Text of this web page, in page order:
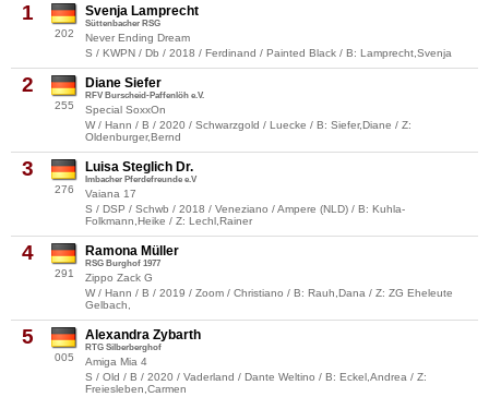
1
202
Svenja Lamprecht
Süttenbacher RSG
Never Ending Dream
S / KWPN / Db / 2018 / Ferdinand / Painted Black / B: Lamprecht,Svenja
2
255
Diane Siefer
RFV Burscheid-Paffenlöh e.V.
Special SoxxOn
W / Hann / B / 2020 / Schwarzgold / Luecke / B: Siefer,Diane / Z:
Oldenburger,Bernd
3
276
Luisa Steglich Dr.
Imbacher Pferdefreunde e.V
Vaiana 17
S / DSP / Schwb / 2018 / Veneziano / Ampere (NLD) / B: Kuhla-
Folkmann,Heike / Z: Lechl,Rainer
4
291
Ramona Müller
RSG Burghof 1977
Zippo Zack G
W / Hann / B / 2019 / Zoom / Christiano / B: Rauh,Dana / Z: ZG Eheleute
Gelbach,
5
005
Alexandra Zybarth
RTG Silberberghof
Amiga Mia 4
S / Old / B / 2020 / Vaderland / Dante Weltino / B: Eckel,Andrea / Z:
Freiesleben,Carmen